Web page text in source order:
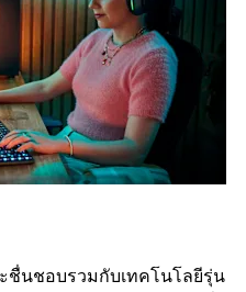
นชอบรวมกับเทคโนโลยีรุ่น